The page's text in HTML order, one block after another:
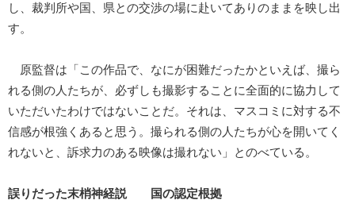
し、裁判所や国、県との交渉の場に赴いてありのままを映し出
す。
原監督は「この作品で、なにが困難だったかといえば、撮ら
れる側の人たちが、必ずしも撮影することに全面的に協力して
いただいたわけではないことだ。それは、マスコミに対する不
信感が根強くあると思う。撮られる側の人たちが心を開いてく
れないと、訴求力のある映像は撮れない」とのべている。
誤りだった末梢神経説 国の認定根拠